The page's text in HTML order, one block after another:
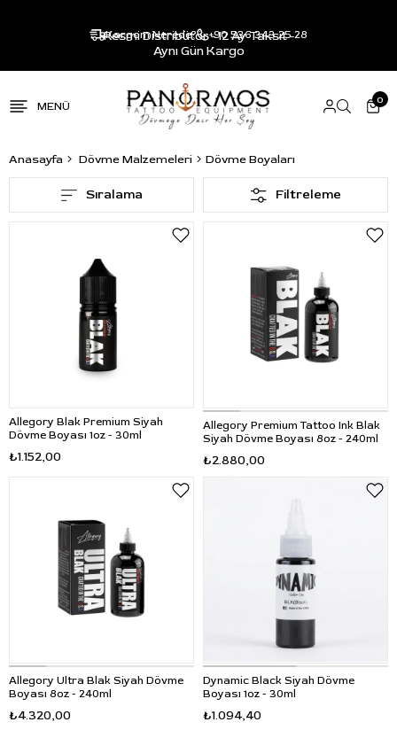
Resmi Distribütör - 12 Ay Taksit -
Aynı Gün Kargo
Kargom Nerede? +90 536 343 25 28
0
Anasayfa Dövme Malzemeleri Dövme Boyaları
Filtreleme
Sıralama
Allegory Blak Premium Siyah
Dövme Boyası 1oz - 30ml
₺1.152,00
Allegory Premium Tattoo Ink Blak
Siyah Dövme Boyası 8oz - 240ml
₺2.880,00
Allegory Ultra Blak Siyah Dövme
Boyası 8oz - 240ml
₺4.320,00
Dynamic Black Siyah Dövme
Boyası 1oz - 30ml
₺1.094,40